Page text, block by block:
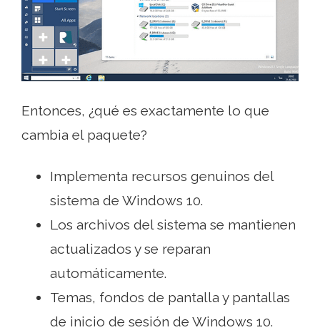
Entonces, ¿qué es exactamente lo que
cambia el paquete?
Implementa recursos genuinos del
sistema de Windows 10.
Los archivos del sistema se mantienen
actualizados y se reparan
automáticamente.
Temas, fondos de pantalla y pantallas
de inicio de sesión de Windows 10.